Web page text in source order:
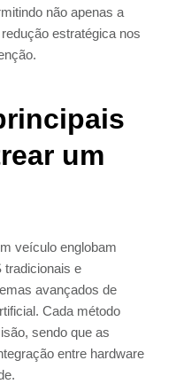
não apenas a
estratégica nos
um
veículo englobam
tradicionais e
avançados de
Cada método
sendo que as
entre hardware